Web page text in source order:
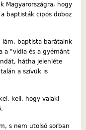
Magyarországra, hogy
baptisták cipős doboz
lám, baptista barátaink
a "vídia és a gyémánt
hátha jelenléte
a szívük is
kell, hogy valaki
s nem utolsó sorban